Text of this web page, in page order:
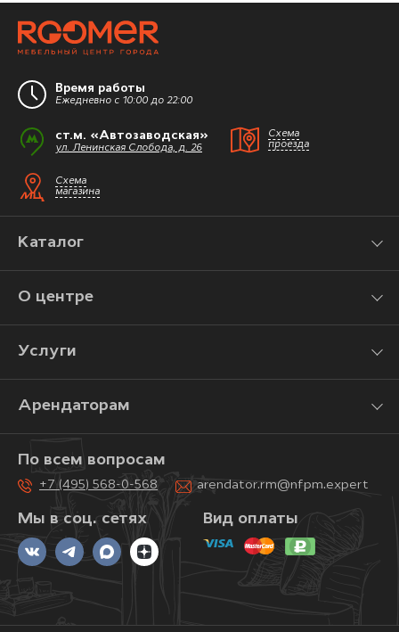
Время работы
Ежедневно с 10:00 до 22:00
ст.м. «Автозаводская»
ул. Ленинская Слобода, д. 26
Схема
проезда
Схема
магазина
Каталог
О центре
Услуги
Арендаторам
Мы в соц. сетях
По всем вопросам
+7 (495) 568-0-568 arendator.rm@nfpm.expert
Вид оплаты